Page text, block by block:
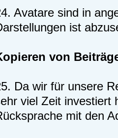
Avatare sind in
ist
von
Da wir für unsere
viel Zeit investiert
mit den